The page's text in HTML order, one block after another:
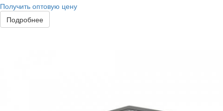
Получить оптовую цену
Подробнее